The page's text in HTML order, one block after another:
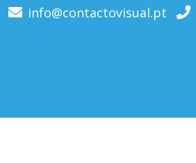
info@contactovisual.pt